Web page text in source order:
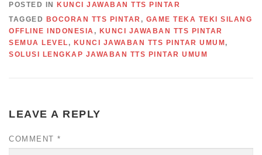
POSTED IN
KUNCI JAWABAN TTS PINTAR
TAGGED
BOCORAN TTS PINTAR , GAME TEKA TEKI SILANG
OFFLINE INDONESIA , KUNCI JAWABAN TTS PINTAR
SEMUA LEVEL , KUNCI JAWABAN TTS PINTAR UMUM ,
SOLUSI LENGKAP JAWABAN TTS PINTAR UMUM
LEAVE A REPLY
COMMENT *